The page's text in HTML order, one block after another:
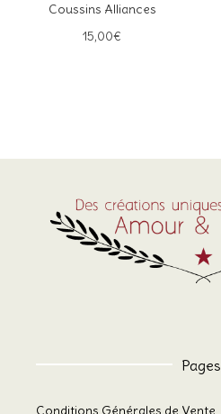
Coussins Alliances
15,00€
Pages